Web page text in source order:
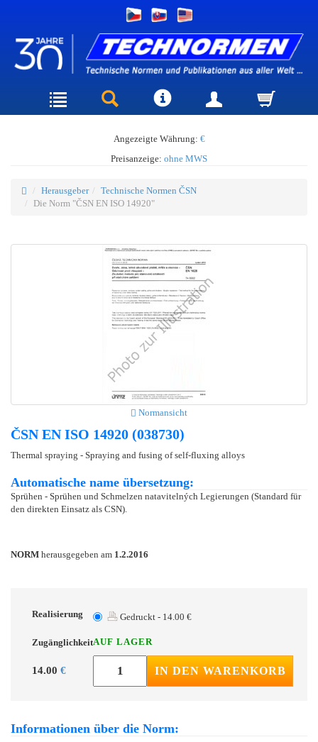
Angezeigte Währung: €
Preisanzeige: ohne MWS
Herausgeber
Technische Normen ČSN
Die Norm "ČSN EN ISO 14920"
Normansicht
ČSN EN ISO 14920 (038730)
Thermal spraying - Spraying and fusing of self-fluxing alloys
Automatische name übersetzung:
Sprühen - Sprühen und Schmelzen natavitelných Legierungen (Standard für
den direkten Einsatz als CSN).
NORM herausgegeben am 1.2.2016
Realisierung Gedruckt - 14.00 €
ZugänglichkeitAUF LAGER
14.00 € IN DEN WARENKORB
Informationen über die Norm: